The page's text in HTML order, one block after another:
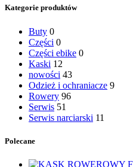
Kategorie produktów
Buty 0
Części 0
Części ebike 0
Kaski 12
nowości 43
Odzież i ochraniacze 9
Rowery 96
Serwis 51
Serwis narciarski 11
Polecane